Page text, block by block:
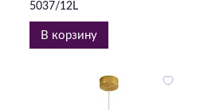
5037/12L
В корзину